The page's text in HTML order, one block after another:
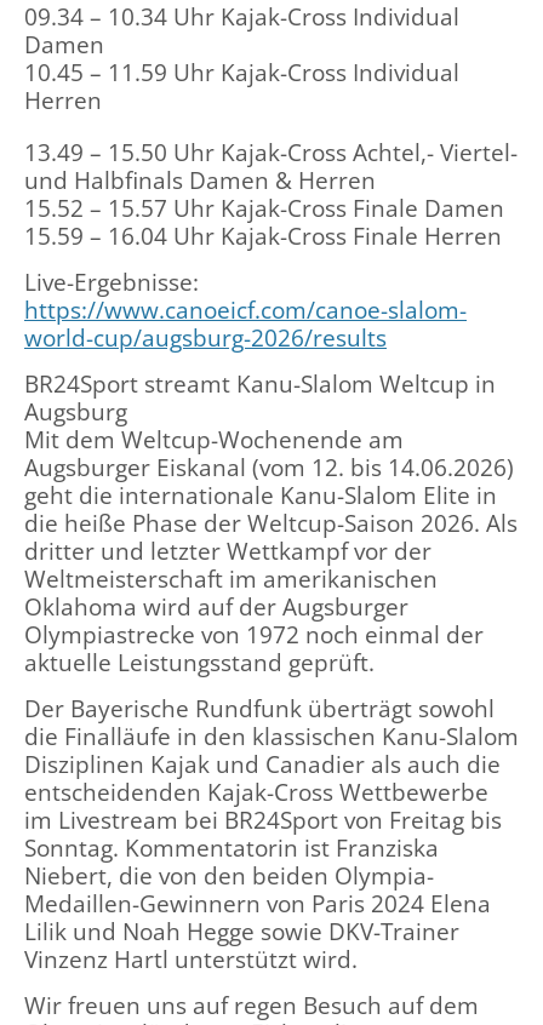
09.34 – 10.34 Uhr Kajak-Cross Individual
Damen
10.45 – 11.59 Uhr Kajak-Cross Individual
Herren
13.49 – 15.50 Uhr Kajak-Cross Achtel,- Viertel-
und Halbfinals Damen & Herren
15.52 – 15.57 Uhr Kajak-Cross Finale Damen
15.59 – 16.04 Uhr Kajak-Cross Finale Herren
Live-Ergebnisse:
https://www.canoeicf.com/canoe-slalom-
world-cup/augsburg-2026/results
BR24Sport streamt Kanu-Slalom Weltcup in
Augsburg
Mit dem Weltcup-Wochenende am
Augsburger Eiskanal (vom 12. bis 14.06.2026)
geht die internationale Kanu-Slalom Elite in
die heiße Phase der Weltcup-Saison 2026. Als
dritter und letzter Wettkampf vor der
Weltmeisterschaft im amerikanischen
Oklahoma wird auf der Augsburger
Olympiastrecke von 1972 noch einmal der
aktuelle Leistungsstand geprüft.
Der Bayerische Rundfunk überträgt sowohl
die Finalläufe in den klassischen Kanu-Slalom
Disziplinen Kajak und Canadier als auch die
entscheidenden Kajak-Cross Wettbewerbe
im Livestream bei BR24Sport von Freitag bis
Sonntag. Kommentatorin ist Franziska
Niebert, die von den beiden Olympia-
Medaillen-Gewinnern von Paris 2024 Elena
Lilik und Noah Hegge sowie DKV-Trainer
Vinzenz Hartl unterstützt wird.
Wir freuen uns auf regen Besuch auf dem